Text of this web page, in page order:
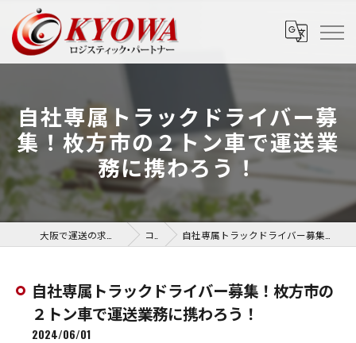
自社専属トラックドライバー募
集！枚方市の２トン車で運送業
務に携わろう！
コラム 自社専属トラックドライバー募集！枚方市の２トン車で運送業務に携わろう！
自社専属トラックドライバー募集！枚方市の
２トン車で運送業務に携わろう！
2024/06/01